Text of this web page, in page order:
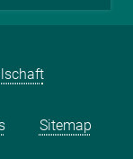
Sitemap